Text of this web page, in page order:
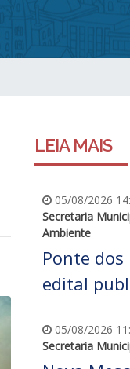
LEIA MAIS
05/08/2026
Secretaria
Ambiente
Ponte
edital
05/08/2026
Secretaria